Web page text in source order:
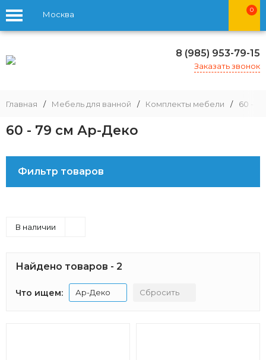
Москва 0
8 (985) 953-79-15
Заказать звонок
Главная / Мебель для ванной / Комплекты мебели / 60 -
60 - 79 см Ар-Деко
Фильтр товаров
В наличии
Найдено товаров - 2
Что ищем: Ар-Деко Сбросить